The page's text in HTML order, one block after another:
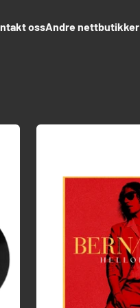
ossAndre nettbutikker